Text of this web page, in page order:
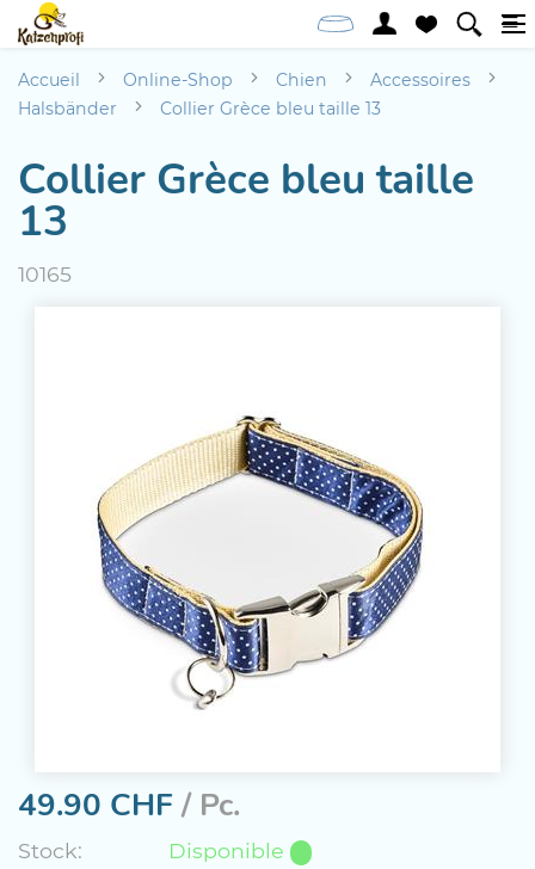
Accueil Online-Shop Chien
Accessoires
Halsbänder
Collier Grèce bleu taille 13
Collier Grèce bleu taille
13
10165
49.90 CHF/ Pc.
Stock: Disponible